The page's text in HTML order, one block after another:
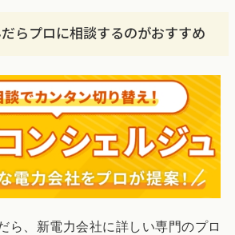
らプロに相談するのがおすすめ
ら、新電力会社に詳しい専門のプロ